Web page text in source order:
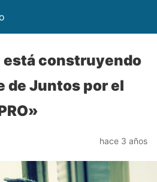
está construyendo
de Juntos por el
hace 3 años